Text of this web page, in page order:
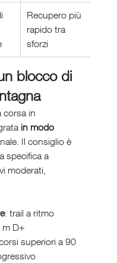
Recupero più
rapido tra
sforzi
blocco di
corsa in
in modo
Il consiglio è
specifica a
moderati,
: trail a ritmo
D+
superiori a 90